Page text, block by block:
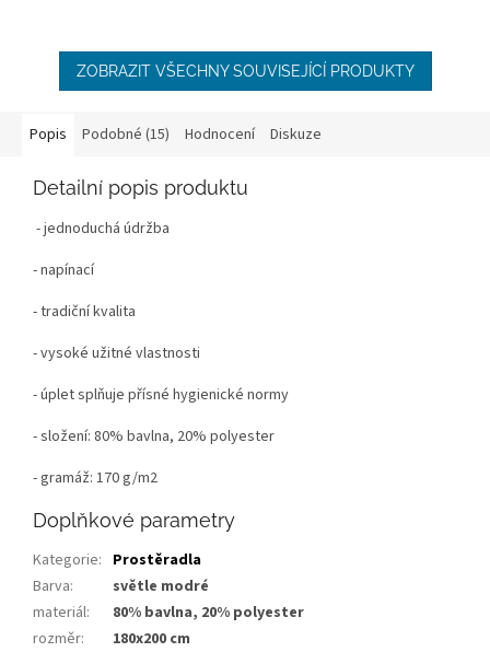
ZOBRAZIT VŠECHNY SOUVISEJÍCÍ PRODUKTY
Popis Podobné (15) Hodnocení Diskuze
Detailní popis produktu
- jednoduchá údržba
- napínací
- tradiční kvalita
- vysoké užitné vlastnosti
- úplet splňuje přísné hygienické normy
- složení: 80% bavlna, 20% polyester
- gramáž: 170 g/m2
Doplňkové parametry
Kategorie: Prostěradla
Barva:
světle modré
materiál:
80% bavlna, 20% polyester
rozměr: 180x200 cm